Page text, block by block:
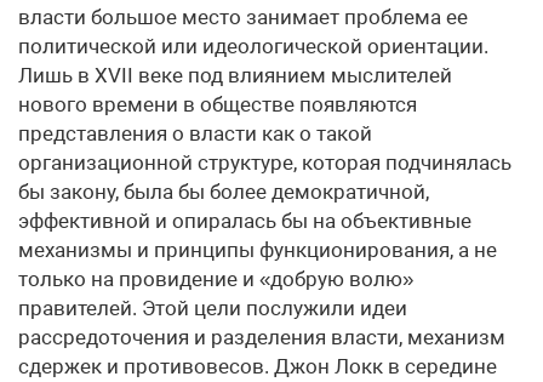
власти большое место занимает проблема ее
политической или идеологической ориентации.
Лишь в XVII веке под влиянием мыслителей
нового времени в обществе появляются
представления о власти как о такой
организационной структуре, которая подчинялась
бы закону, была бы более демократичной,
эффективной и опиралась бы на объективные
механизмы и принципы функционирования, а не
только на провидение и «добрую волю»
правителей. Этой цели послужили идеи
рассредоточения и разделения власти, механизм
сдержек и противовесов. Джон Локк в середине